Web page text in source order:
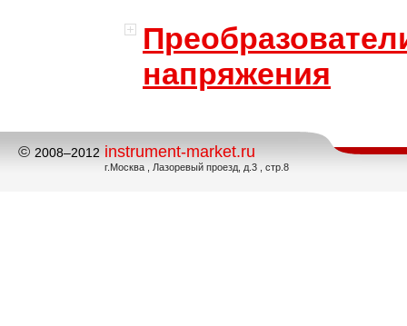
напряжения
© 2008–2012 instrument-market.ru
г.Москва , Лазоревый проезд, д.3 , стр.8